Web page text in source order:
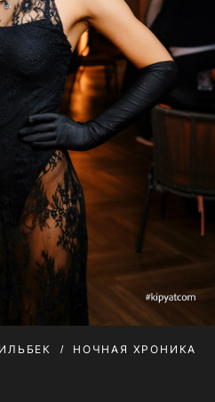
НОЧНАЯ ХРОНИКА